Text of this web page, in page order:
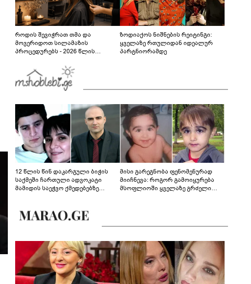
როდის შევიჭრათ თმა და
მოვერიდოთ სილამაზის
პროცედურებს - 2026 წლის
გზამკვლევი
ზოდიაქოს ნიშნების რეიტინგი:
ყველაზე რთულიდან იდეალურ
პარტნიორამდე
12 წლის წინ დაკარგული ბიჭის
საქმეში ჩართული ადვოკატი
მამიდის საეჭვო ქმედებებზე
მოწოდებაზე... წლობით
მიმდინარეობდა საქმის
მისი გარეგნობა ფენომენურად
მიიჩნევა: როგორ გამოიყურება
მსოფლიოში ყველაზე გრძელი